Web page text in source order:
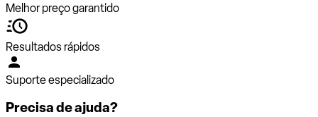
Melhor preço garantido
Resultados rápidos
Suporte especializado
Precisa de ajuda?